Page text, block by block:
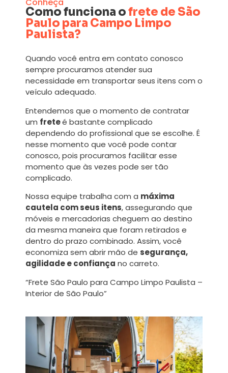
Conheça
Como funciona ofrete de São
Paulo para Campo Limpo
Paulista?
Quando você entra em contato conosco
sempre procuramos atender sua
necessidade em transportar seus itens com o
veículo adequado.
Entendemos que o momento de contratar
um freteé bastante complicado
dependendo do profissional que se escolhe. É
nesse momento que você pode contar
conosco, pois procuramos facilitar esse
momento que às vezes pode ser tão
complicado.
Nossa equipe trabalha com a máxima
cautela com seus itens, assegurando que
móveis e mercadorias cheguem ao destino
da mesma maneira que foram retirados e
dentro do prazo combinado. Assim, você
economiza sem abrir mão de segurança,
agilidade e confiança no carreto.
“Frete São Paulo para Campo Limpo Paulista –
Interior de São Paulo”